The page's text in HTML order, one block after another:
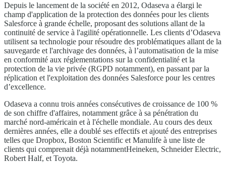
Depuis le lancement de la société en 2012, Odaseva a élargi le
champ d'application de la protection des données pour les clients
Salesforce à grande échelle, proposant des solutions allant de la
continuité de service à l'agilité opérationnelle. Les clients d’Odaseva
utilisent sa technologie pour résoudre des problématiques allant de la
sauvegarde et l'archivage des données, à l’automatisation de la mise
en conformité aux réglementations sur la confidentialité et la
protection de la vie privée (RGPD notamment), en passant par la
réplication et l'exploitation des données Salesforce pour les centres
d’excellence.
Odaseva a connu trois années consécutives de croissance de 100 %
de son chiffre d'affaires, notamment grâce à sa pénétration du
marché nord-américain et à l'échelle mondiale. Au cours des deux
dernières années, elle a doublé ses effectifs et ajouté des entreprises
telles que Dropbox, Boston Scientific et Manulife à une liste de
clients qui comprenait déjà notammentHeineken, Schneider Electric,
Robert Half, et Toyota.